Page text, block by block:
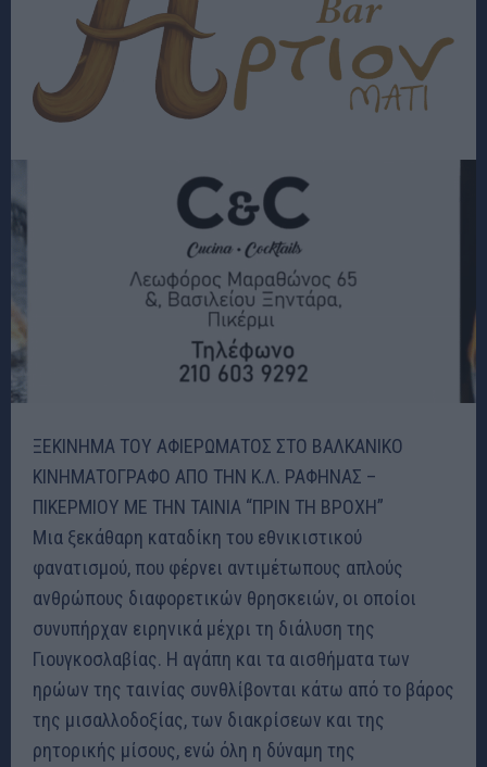
ΞΕΚΙΝΗΜΑ ΤΟΥ ΑΦΙΕΡΩΜΑΤΟΣ ΣΤΟ ΒΑΛΚΑΝΙΚΟ
ΚΙΝΗΜΑΤΟΓΡΑΦΟ ΑΠΟ ΤΗΝ Κ.Λ. ΡΑΦΗΝΑΣ –
ΠΙΚΕΡΜΙΟΥ ΜΕ ΤΗΝ ΤΑΙΝΙΑ “ΠΡΙΝ ΤΗ ΒΡΟΧΗ”
Μια ξεκάθαρη καταδίκη του εθνικιστικού
φανατισμού, που φέρνει αντιμέτωπους απλούς
ανθρώπους διαφορετικών θρησκειών, οι οποίοι
συνυπήρχαν ειρηνικά μέχρι τη διάλυση της
Γιουγκοσλαβίας. Η αγάπη και τα αισθήματα των
ηρώων της ταινίας συνθλίβονται κάτω από το βάρος
της μισαλλοδοξίας, των διακρίσεων και της
ρητορικής μίσους, ενώ όλη η δύναμη της